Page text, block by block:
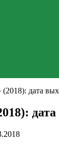
дата
дата